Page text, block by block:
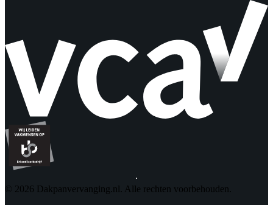
© 2026 Dakpanvervanging.nl. Alle rechten voorbehouden.